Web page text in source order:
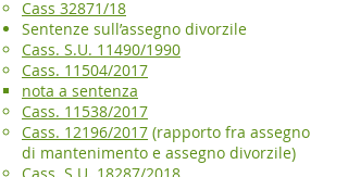
Cass 32871/18
Sentenze sull’assegno divorzile
Cass. S.U. 11490/1990
Cass. 11504/2017
nota a sentenza
Cass. 11538/2017
Cass. 12196/2017 (rapporto fra assegno
di mantenimento e assegno divorzile)